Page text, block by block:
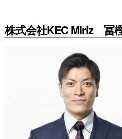
株式会社KEC Miriz 冨